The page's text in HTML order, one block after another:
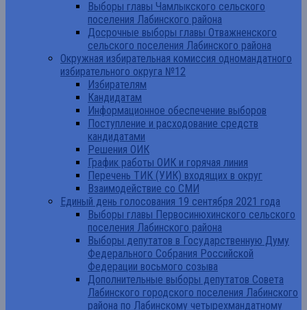
Выборы главы Чамлыкского сельского
поселения Лабинского района
Досрочные выборы главы Отважненского
сельского поселения Лабинского района
Окружная избирательная комиссия одномандатного
избирательного округа №12
Избирателям
Кандидатам
Информационное обеспечение выборов
Поступление и расходование средств
кандидатами
Решения ОИК
График работы ОИК и горячая линия
Перечень ТИК (УИК) входящих в округ
Взаимодействие со СМИ
Единый день голосования 19 сентября 2021 года
Выборы главы Первосинюхинского сельского
поселения Лабинского района
Выборы депутатов в Государственную Думу
Федерального Собрания Российской
Федерации восьмого созыва
Дополнительные выборы депутатов Совета
Лабинского городского поселения Лабинского
района по Лабинскому четырехмандатному